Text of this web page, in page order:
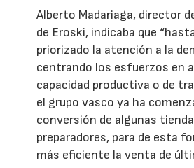
Alberto Madariaga, director
de Eroski, indicaba que
priorizado la atención a la
centrando los esfuerzos en
capacidad productiva o de
el grupo vasco ya ha
conversión de algunas
preparadores, para de esta
más eficiente la venta de